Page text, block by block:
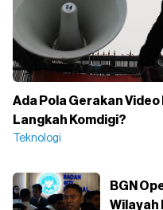
Ada Pola Gerakan
Langkah Komdigi?
Teknologi
BGN